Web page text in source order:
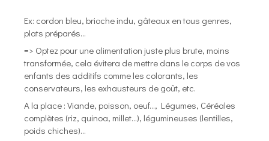
Ex: cordon bleu, brioche indu, gâteaux en tous genres,
plats préparés…
=> Optez pour une alimentation juste plus brute, moins
transformée, cela évitera de mettre dans le corps de vos
enfants des additifs comme les colorants, les
conservateurs, les exhausteurs de goût, etc.
A la place : Viande, poisson, oeuf…, Légumes, Céréales
complètes (riz, quinoa, millet…), légumineuses (lentilles,
poids chiches)…